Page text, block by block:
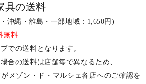
具の送料
沖縄・離島・一部地域：1,650円)
無料
での送料となります。
合の送料は店舗毎で異なるため、
メゾン・ド・マルシェ各店へのご確認を